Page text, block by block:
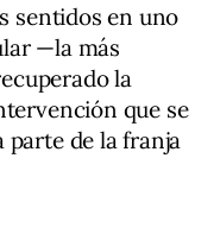
sentidos en uno
—la más
la
que se
de la franja